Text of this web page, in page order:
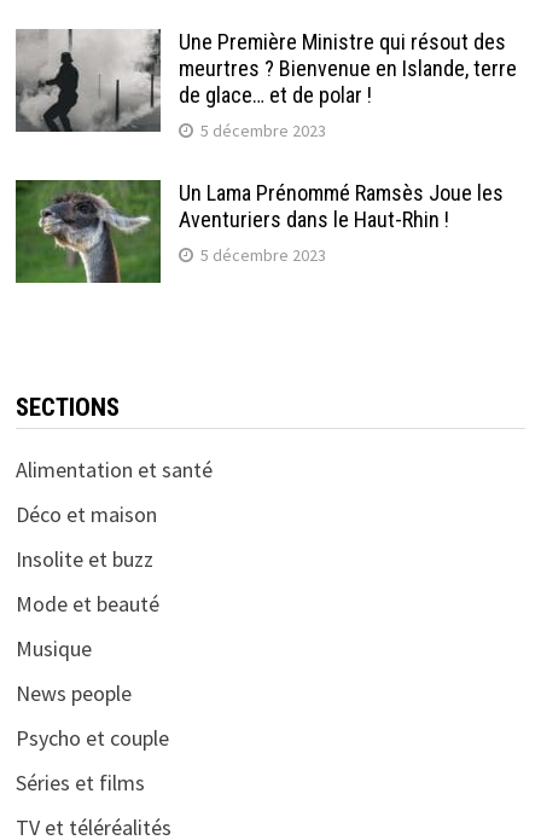
Une Première Ministre qui résout des
meurtres ? Bienvenue en Islande, terre
de glace… et de polar !
5 décembre 2023
Un Lama Prénommé Ramsès Joue les
Aventuriers dans le Haut-Rhin !
5 décembre 2023
SECTIONS
Alimentation et santé
Déco et maison
Insolite et buzz
Mode et beauté
Musique
News people
Psycho et couple
Séries et films
TV et téléréalités